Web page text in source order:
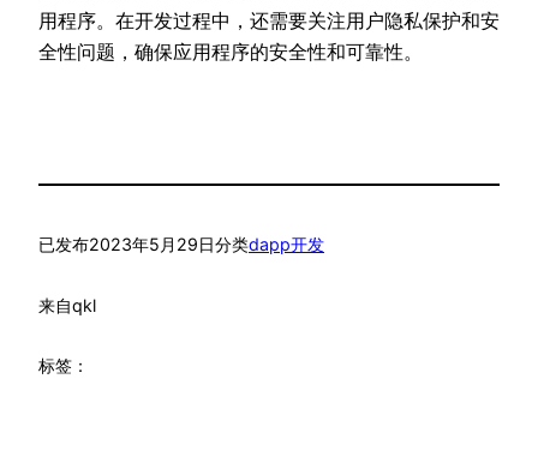
用程序。在开发过程中，还需要关注用户隐私保护和安
全性问题，确保应用程序的安全性和可靠性。
已发布2023年5月29日分类dapp开发
来自qkl
标签：